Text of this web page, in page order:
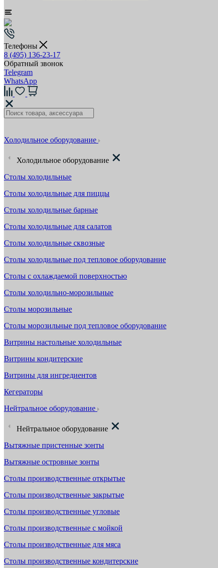
Телефоны
8 (495) 136-23-17
Обратный звонок
Telegram
WhatsApp
Холодильное оборудование
Холодильное оборудование
Столы холодильные
Столы холодильные для пиццы
Столы холодильные барные
Столы холодильные для салатов
Столы холодильные сквозные
Столы холодильные под тепловое оборудование
Столы с охлаждаемой поверхностью
Столы холодильно-морозильные
Столы морозильные
Столы морозильные под тепловое оборудование
Витрины настольные холодильные
Витрины кондитерские
Витрины для ингредиентов
Кегераторы
Нейтральное оборудование
Нейтральное оборудование
Вытяжные пристенные зонты
Вытяжные островные зонты
Столы производственные открытые
Столы производственные закрытые
Столы производственные угловые
Столы производственные с мойкой
Столы производственные для мяса
Столы производственные кондитерские